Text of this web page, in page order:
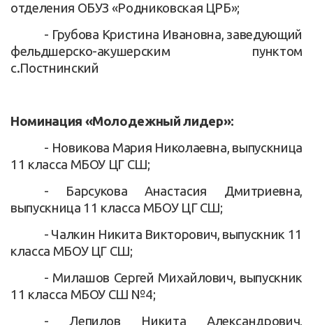
отделения ОБУЗ «Родниковская ЦРБ»;
- Грубова Кристина Ивановна, заведующий
фельдшерско-акушерским пунктом
с.Постнинский
Номинация «Молодежный лидер»:
- Новикова Мария Николаевна, выпускница
11 класса МБОУ ЦГ СШ;
- Барсукова Анастасия Дмитриевна,
выпускница 11 класса МБОУ ЦГ СШ;
- Чалкин Никита Викторович, выпускник 11
класса МБОУ ЦГ СШ;
- Милашов Сергей Михайлович, выпускник
11 класса МБОУ СШ №4;
- Лепилов Никита Александрович,